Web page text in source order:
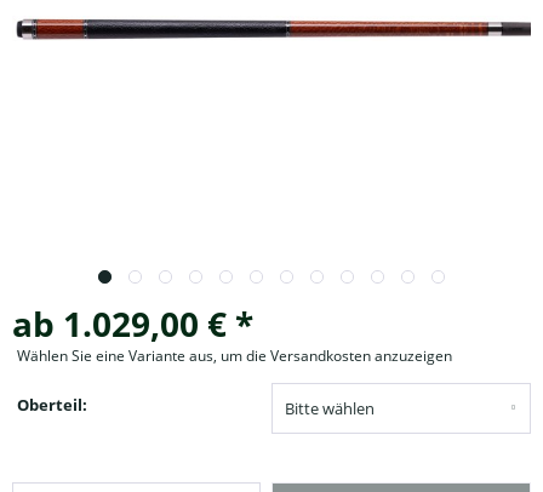
ab 1.029,00 € *
Wählen Sie eine Variante aus, um die Versandkosten anzuzeigen
Oberteil: